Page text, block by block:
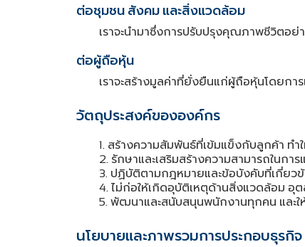
ต่อชุมชนสังคมและสิ่งแวดล้อม
เราจะนํามาซึ่งการปรับปรุงคุณภาพชีวิตอ
ต่อผู้ถือหุ้น
เราจะสร้างมูลค่าที่ยั่งยืนแก่ผู้ถือหุ้นโดยกา
วัตถุประสงค์ขององค์กร
1. สร้างความสัมพันธ์ที่เข้มแข็งกับลูกค้า ทํา
2. รักษาและเสริมสร้างความสามารถในกา
3. ปฏิบัติตามกฎหมายและข้อบังคับที่เกี่ยว
4. ไม่ก่อให้เกิดอุบัติเหตุด้านสิ่งแวดล้อม อุต
5. พัฒนาและสนับสนุนพนักงานทุกคน และ
นโยบายและภาพรวมการประกอบธุรกิจ